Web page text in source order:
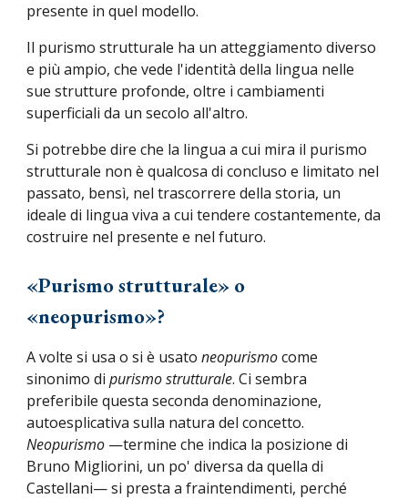
presente in quel modello.
Il purismo strutturale ha un atteggiamento diverso
e più ampio, che vede l'identità della lingua nelle
sue strutture profonde, oltre i cambiamenti
superficiali da un secolo all'altro.
Si potrebbe dire che la lingua a cui mira il purismo
strutturale non è qualcosa di concluso e limitato nel
passato, bensì, nel trascorrere della storia, un
ideale di lingua viva a cui tendere costantemente, da
costruire nel presente e nel futuro.
«Purismo strutturale» o
«neopurismo»?
A volte si usa o si è usatoneopurismocome
sinonimo dipurismo strutturale. Ci sembra
preferibile questa seconda denominazione,
autoesplicativa sulla natura del concetto.
Neopurismo —termine che indica la posizione di
Bruno Migliorini, un po' diversa da quella di
Castellani— si presta a fraintendimenti, perché